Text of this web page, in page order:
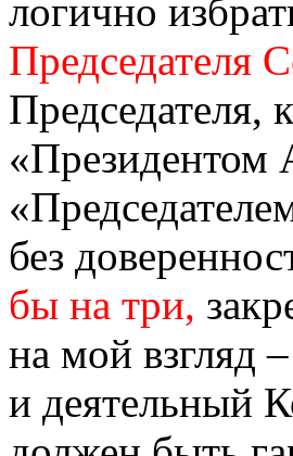
логично
Председателя
Председателя,
без
бы на три,
на мой взгляд
и деятельный